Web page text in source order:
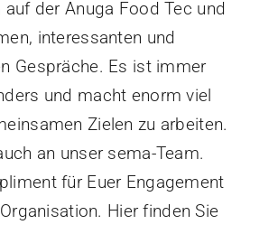
auf der Anuga Food Tec und
interessanten und
Gespräche. Es ist immer
und macht enorm viel
Zielen zu arbeiten.
an unser sema-Team.
für Euer Engagement
Hier finden Sie